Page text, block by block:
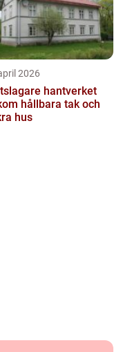
2026
hantverket
hållbara tak och
hus